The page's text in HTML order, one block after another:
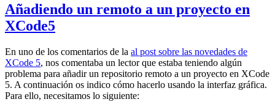
Añadiendo un remoto a un proyecto en
XCode5
En uno de los comentarios de la al post sobre las novedades de
XCode 5, nos comentaba un lector que estaba teniendo algún
problema para añadir un repositorio remoto a un proyecto en XCode
5. A continuación os indico cómo hacerlo usando la interfaz gráfica.
Para ello, necesitamos lo siguiente: